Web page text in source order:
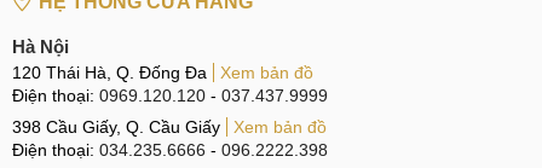
Cập nhật hệ điều hành:Hệ điều hành quá cũ cũng có thể
là nguyên nhân. Lúc này, bạn hãy cập nhật hệ điều hành
mới nhất cho Galaxy S23 FE để xem vấn đề đã được giải
quyết hay chưa.
Hà Nội
120 Thái Hà, Q. Đống Đa
Xem bản đồ
Điện thoại: 0969.120.120 - 037.437.9999
398 Cầu Giấy, Q. Cầu Giấy
Xem bản đồ
Điện thoại: 034.235.6666 - 096.2222.398